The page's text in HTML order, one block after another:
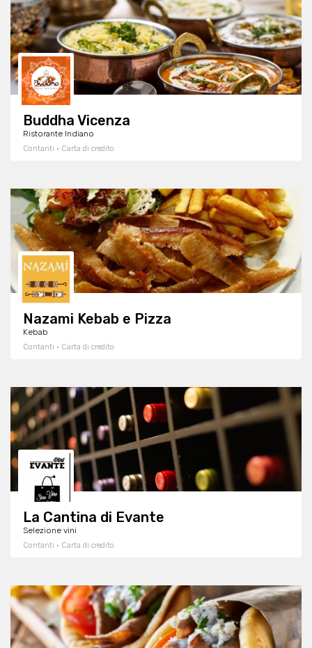
Buddha Vicenza
Ristorante Indiano
Contanti · Carta di credito
Nazami Kebab e Pizza
Kebab
Contanti · Carta di credito
La Cantina di Evante
Selezione vini
Contanti · Carta di credito